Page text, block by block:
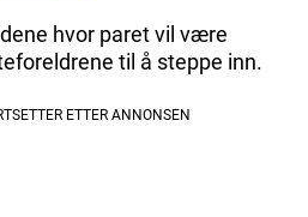
hvor paret vil være
til å steppe inn.